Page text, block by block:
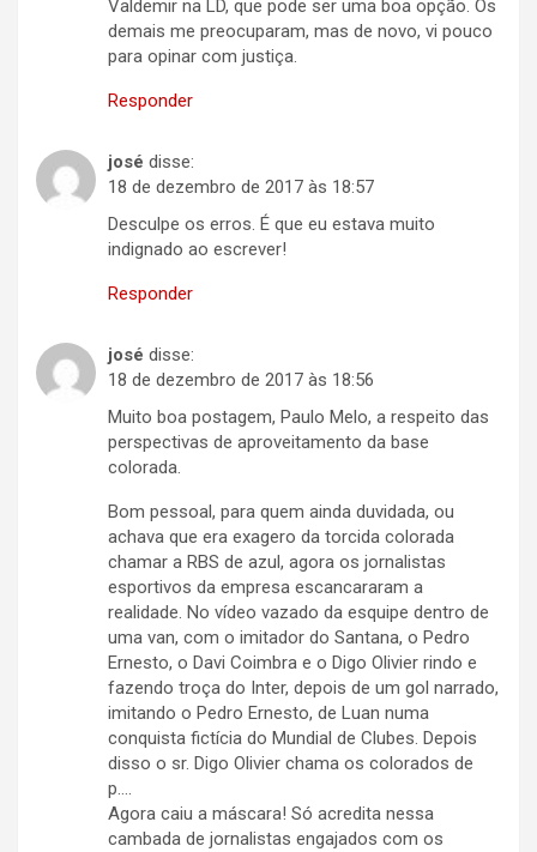
Valdemir na LD, que pode ser uma boa opção. Os
demais me preocuparam, mas de novo, vi pouco
para opinar com justiça.
Responder
josé disse:
18 de dezembro de 2017 às 18:57
Desculpe os erros. É que eu estava muito
indignado ao escrever!
Responder
josé disse:
18 de dezembro de 2017 às 18:56
Muito boa postagem, Paulo Melo, a respeito das
perspectivas de aproveitamento da base
colorada.
Bom pessoal, para quem ainda duvidada, ou
achava que era exagero da torcida colorada
chamar a RBS de azul, agora os jornalistas
esportivos da empresa escancararam a
realidade. No vídeo vazado da esquipe dentro de
uma van, com o imitador do Santana, o Pedro
Ernesto, o Davi Coimbra e o Digo Olivier rindo e
fazendo troça do Inter, depois de um gol narrado,
imitando o Pedro Ernesto, de Luan numa
conquista fictícia do Mundial de Clubes. Depois
disso o sr. Digo Olivier chama os colorados de
p….
Agora caiu a máscara! Só acredita nessa
cambada de jornalistas engajados com os